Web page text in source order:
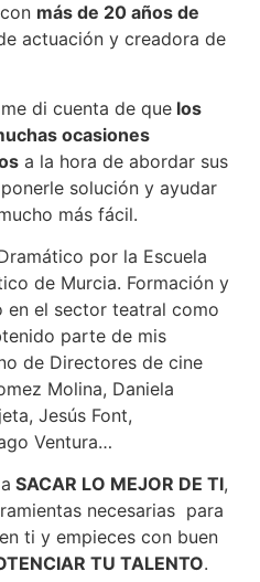
con más de 20 años de
actuación y creadora de
di cuenta de que los
ocasiones
a la hora de abordar sus
solución y ayudar
más fácil.
por la Escuela
de Murcia. Formación y
en el sector teatral como
parte de mis
de Directores de cine
Molina, Daniela
Jesús Font,
Ventura…
SACAR LO MEJOR DE TI,
necesarias para
en ti y empieces con buen
TU TALENTO.